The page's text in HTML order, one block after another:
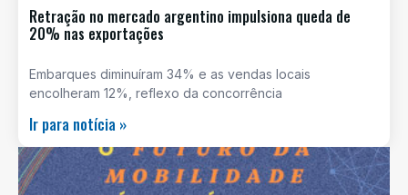
Retração no mercado argentino impulsiona queda de
20% nas exportações
Embarques diminuíram 34% e as vendas locais
encolheram 12%, reflexo da concorrência
Ir para notícia »